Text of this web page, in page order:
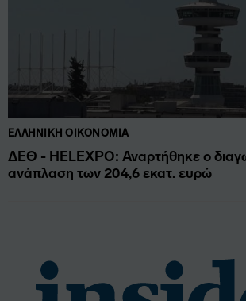
ΕΛΛΗΝΙΚΉ ΟΙΚΟΝΟΜΊΑ
ΔΕΘ - HELEXPO: Αναρτήθηκε ο
ανάπλαση των 204,6 εκατ. ευρώ